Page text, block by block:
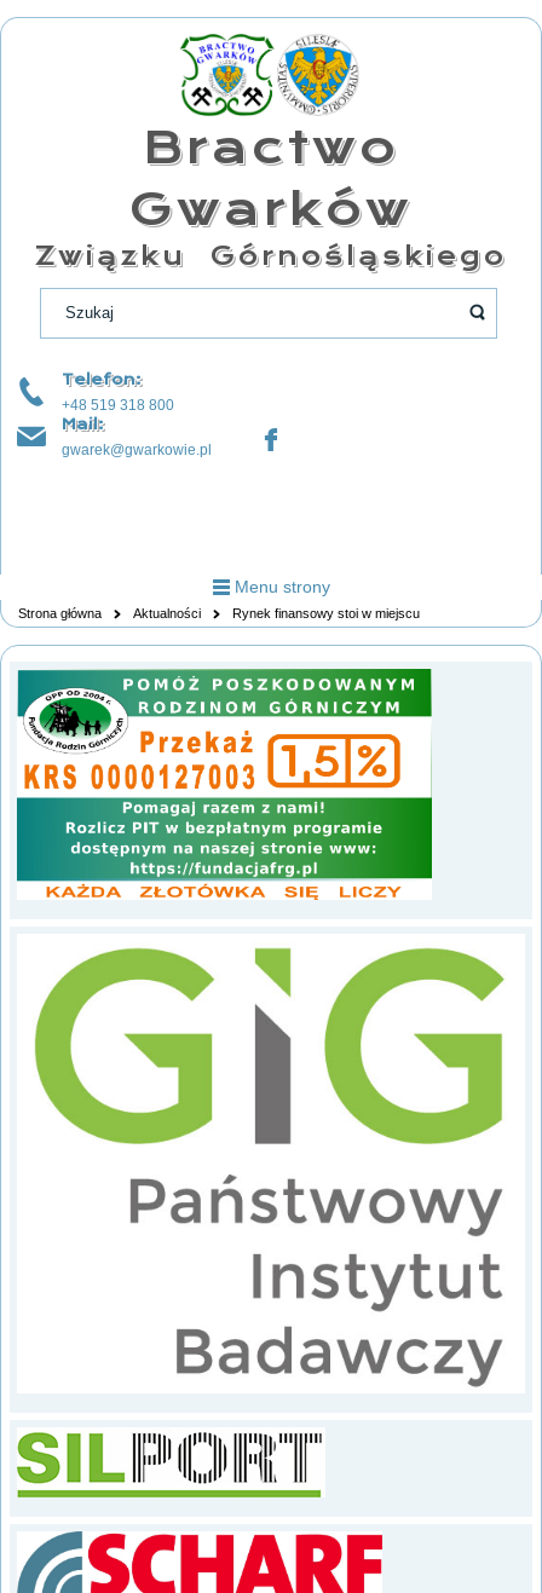
Bractwo
Gwarków
Związku Górnośląskiego
Telefon:
+48 519 318 800
Mail:
gwarek@gwarkowie.pl
Menu strony
Strona główna Aktualności Rynek finansowy stoi w miejscu